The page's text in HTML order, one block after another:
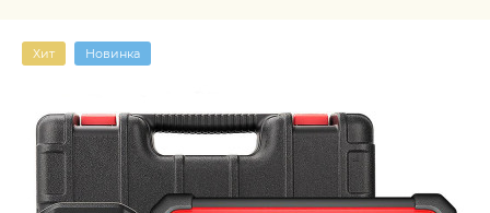
Хит Новинка